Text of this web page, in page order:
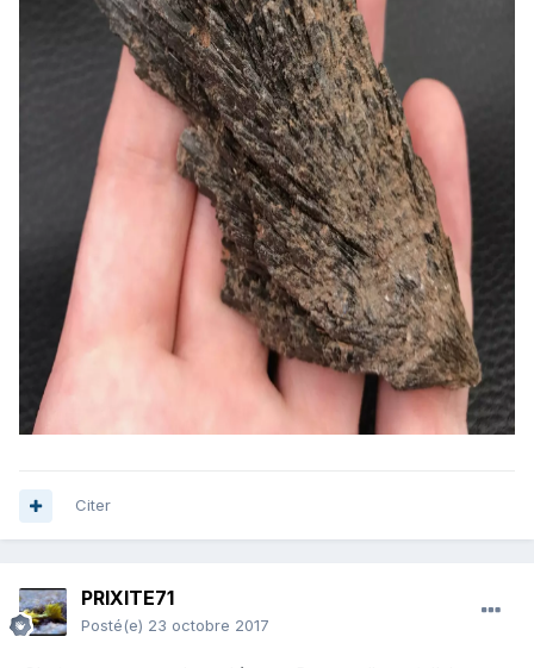
Citer
PRIXITE71
Posté(e) 23 octobre 2017